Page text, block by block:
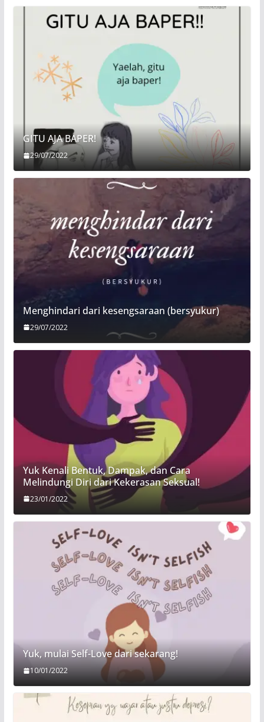
GITU AJA BAPER!
29/07/2022
Menghindari dari kesengsaraan (bersyukur)
29/07/2022
Yuk Kenali Bentuk, Dampak, dan Cara
Melindungi Diri dari Kekerasan Seksual!
23/01/2022
Yuk, mulai Self-Love dari sekarang!
10/01/2022